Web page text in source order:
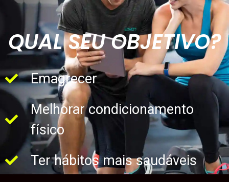
QUAL SEU OBJETIVO?
Emagrecer
Melhorar condicionamento
físico
Ter hábitos mais saudáveis